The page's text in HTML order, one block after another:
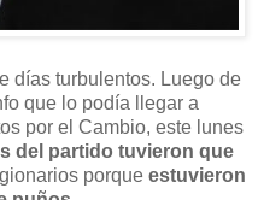
días turbulentos. Luego de
que lo podía llegar a
por el Cambio, este lunes
del partido tuvieron que
porque estuvieron